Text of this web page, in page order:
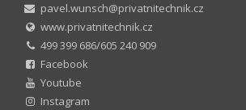
pavel.wunsch@privatnitechnik.cz
www.privatnitechnik.cz
499 399 686/605 240 909
Facebook
Youtube
Instagram